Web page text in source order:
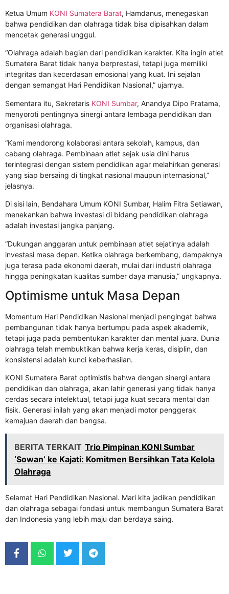
Ketua Umum KONI Sumatera Barat, Hamdanus, menegaskan
bahwa pendidikan dan olahraga tidak bisa dipisahkan dalam
mencetak generasi unggul.
“Olahraga adalah bagian dari pendidikan karakter. Kita ingin atlet
Sumatera Barat tidak hanya berprestasi, tetapi juga memiliki
integritas dan kecerdasan emosional yang kuat. Ini sejalan
dengan semangat Hari Pendidikan Nasional,” ujarnya.
Sementara itu, Sekretaris KONI Sumbar, Anandya Dipo Pratama,
menyoroti pentingnya sinergi antara lembaga pendidikan dan
organisasi olahraga.
“Kami mendorong kolaborasi antara sekolah, kampus, dan
cabang olahraga. Pembinaan atlet sejak usia dini harus
terintegrasi dengan sistem pendidikan agar melahirkan generasi
yang siap bersaing di tingkat nasional maupun internasional,”
jelasnya.
Di sisi lain, Bendahara Umum KONI Sumbar, Halim Fitra Setiawan,
menekankan bahwa investasi di bidang pendidikan olahraga
adalah investasi jangka panjang.
“Dukungan anggaran untuk pembinaan atlet sejatinya adalah
investasi masa depan. Ketika olahraga berkembang, dampaknya
juga terasa pada ekonomi daerah, mulai dari industri olahraga
hingga peningkatan kualitas sumber daya manusia,” ungkapnya.
Optimisme untuk Masa Depan
Momentum Hari Pendidikan Nasional menjadi pengingat bahwa
pembangunan tidak hanya bertumpu pada aspek akademik,
tetapi juga pada pembentukan karakter dan mental juara. Dunia
olahraga telah membuktikan bahwa kerja keras, disiplin, dan
konsistensi adalah kunci keberhasilan.
KONI Sumatera Barat optimistis bahwa dengan sinergi antara
pendidikan dan olahraga, akan lahir generasi yang tidak hanya
cerdas secara intelektual, tetapi juga kuat secara mental dan
fisik. Generasi inilah yang akan menjadi motor penggerak
kemajuan daerah dan bangsa.
BERITA TERKAIT Trio Pimpinan KONI Sumbar
‘Sowan’ ke Kajati: Komitmen Bersihkan Tata Kelola
Olahraga
Selamat Hari Pendidikan Nasional. Mari kita jadikan pendidikan
dan olahraga sebagai fondasi untuk membangun Sumatera Barat
dan Indonesia yang lebih maju dan berdaya saing.